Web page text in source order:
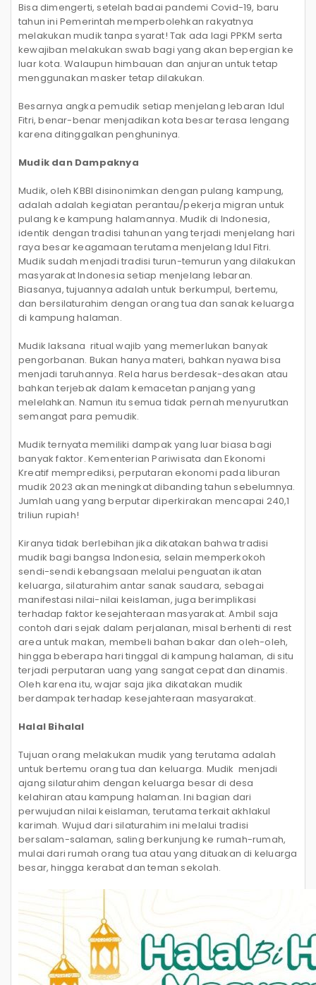
Bisa dimengerti, setelah badai pandemi Covid-19, baru
tahun ini Pemerintah memperbolehkan rakyatnya
melakukan mudik tanpa syarat! Tak ada lagi PPKM serta
kewajiban melakukan swab bagi yang akan bepergian ke
luar kota. Walaupun himbauan dan anjuran untuk tetap
menggunakan masker tetap dilakukan.
Besarnya angka pemudik setiap menjelang lebaran Idul
Fitri, benar-benar menjadikan kota besar terasa lengang
karena ditinggalkan penghuninya.
Mudik dan Dampaknya
Mudik, oleh KBBI disinonimkan dengan pulang kampung,
adalah adalah kegiatan perantau/pekerja migran untuk
pulang ke kampung halamannya. Mudik di Indonesia,
identik dengan tradisi tahunan yang terjadi menjelang hari
raya besar keagamaan terutama menjelang Idul Fitri.
Mudik sudah menjadi tradisi turun-temurun yang dilakukan
masyarakat Indonesia setiap menjelang lebaran.
Biasanya, tujuannya adalah untuk berkumpul, bertemu,
dan bersilaturahim dengan orang tua dan sanak keluarga
di kampung halaman.
Mudik laksana ritual wajib yang memerlukan banyak
pengorbanan. Bukan hanya materi, bahkan nyawa bisa
menjadi taruhannya. Rela harus berdesak-desakan atau
bahkan terjebak dalam kemacetan panjang yang
melelahkan. Namun itu semua tidak pernah menyurutkan
semangat para pemudik.
Mudik ternyata memiliki dampak yang luar biasa bagi
banyak faktor. Kementerian Pariwisata dan Ekonomi
Kreatif memprediksi, perputaran ekonomi pada liburan
mudik 2023 akan meningkat dibanding tahun sebelumnya.
Jumlah uang yang berputar diperkirakan mencapai 240,1
triliun rupiah!
Kiranya tidak berlebihan jika dikatakan bahwa tradisi
mudik bagi bangsa Indonesia, selain memperkokoh
sendi-sendi kebangsaan melalui penguatan ikatan
keluarga, silaturahim antar sanak saudara, sebagai
manifestasi nilai-nilai keislaman, juga berimplikasi
terhadap faktor kesejahteraan masyarakat. Ambil saja
contoh dari sejak dalam perjalanan, misal berhenti di rest
area untuk makan, membeli bahan bakar dan oleh-oleh,
hingga beberapa hari tinggal di kampung halaman, di situ
terjadi perputaran uang yang sangat cepat dan dinamis.
Oleh karena itu, wajar saja jika dikatakan mudik
berdampak terhadap kesejahteraan masyarakat.
Halal Bihalal
Tujuan orang melakukan mudik yang terutama adalah
untuk bertemu orang tua dan keluarga. Mudik menjadi
ajang silaturahim dengan keluarga besar di desa
kelahiran atau kampung halaman. Ini bagian dari
perwujudan nilai keislaman, terutama terkait akhlakul
karimah. Wujud dari silaturahim ini melalui tradisi
bersalam-salaman, saling berkunjung ke rumah-rumah,
mulai dari rumah orang tua atau yang dituakan di keluarga
besar, hingga kerabat dan teman sekolah.